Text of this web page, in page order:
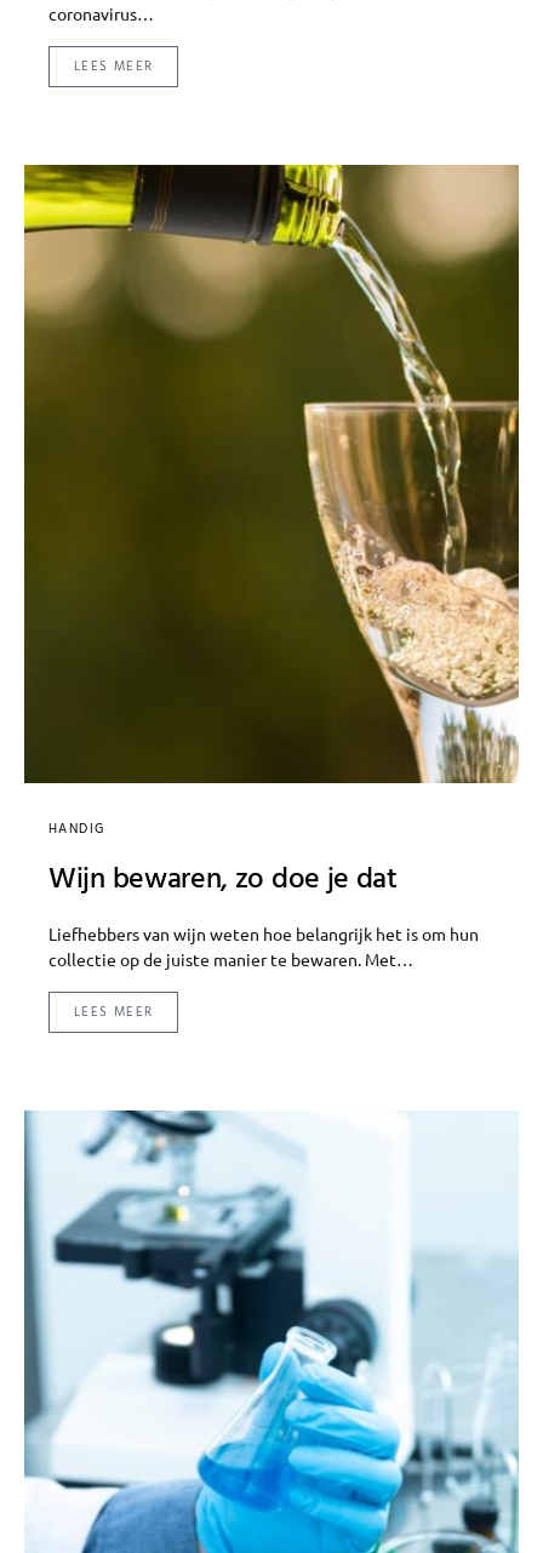
coronavirus…
LEES MEER
HANDIG
Wijn bewaren, zo doe je dat
Liefhebbers van wijn weten hoe belangrijk het is om hun
collectie op de juiste manier te bewaren. Met…
LEES MEER